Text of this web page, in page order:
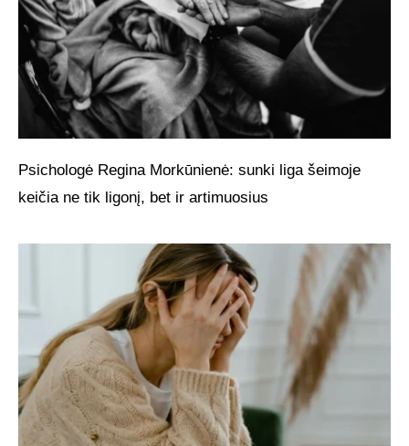
Psichologė Regina Morkūnienė: sunki liga šeimoje
keičia ne tik ligonį, bet ir artimuosius